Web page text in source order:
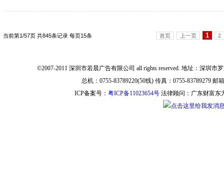
当前第1/57页 共845条记录 每页15条 首页 上一页 1 2
©2007-2011 深圳市若晨广告有限公司 all rights reserved. 地址：深圳市
总机：0755-83789220(50线) 传真：0755-83789279 邮
ICP备案号： 粤ICP备11023654号 法律顾问：广东财富东